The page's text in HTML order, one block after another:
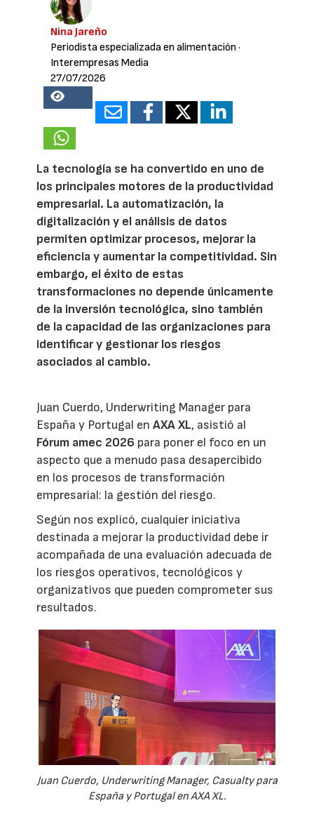
Nina Jareño
Periodista especializada en alimentación ·
Interempresas Media
27/07/2026
15218
La tecnología se ha convertido en uno de
los principales motores de la productividad
empresarial. La automatización, la
digitalización y el análisis de datos
permiten optimizar procesos, mejorar la
eficiencia y aumentar la competitividad. Sin
embargo, el éxito de estas
transformaciones no depende únicamente
de la inversión tecnológica, sino también
de la capacidad de las organizaciones para
identificar y gestionar los riesgos
asociados al cambio.
Juan Cuerdo, Underwriting Manager para
España y Portugal enAXA XL, asistió al
Fórum amec 2026 para poner el foco en un
aspecto que a menudo pasa desapercibido
en los procesos de transformación
empresarial: la gestión del riesgo.
Según nos explicó, cualquier iniciativa
destinada a mejorar la productividad debe ir
acompañada de una evaluación adecuada de
los riesgos operativos, tecnológicos y
organizativos que pueden comprometer sus
resultados.
Juan Cuerdo, Underwriting Manager, Casualty para
España y Portugal en AXA XL.